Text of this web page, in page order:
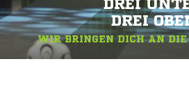
DREI
DREI
WIR BRINGEN DICH AN